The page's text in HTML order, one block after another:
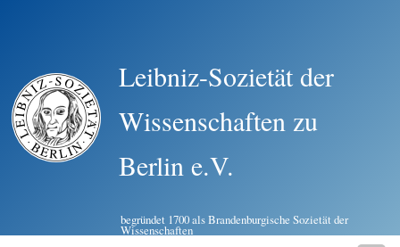
Leibniz-Sozietät der
Wissenschaften zu
Berlin e.V.
begründet 1700 als Brandenburgische Sozietät der
Wissenschaften